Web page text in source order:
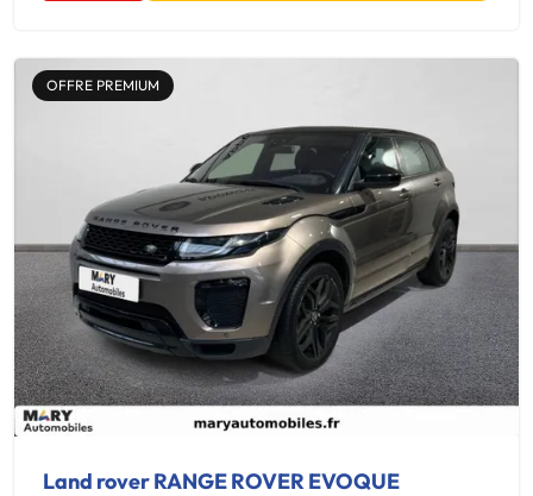
OFFRE PREMIUM
Land rover RANGE ROVER EVOQUE